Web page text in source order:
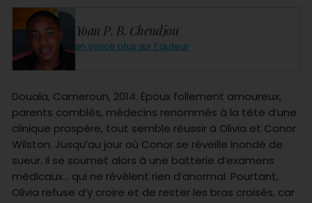
Yoan P. B. Chendjou
en savoir plus sur l'auteur
Douala, Cameroun, 2014. Époux follement amoureux,
parents comblés, médecins renommés à la tête d’une
clinique prospère, tout semble réussir à Olivia et Conor
Wilston. Jusqu’au jour où Conor se réveille inondé de
sueur. Il se soumet alors à une batterie d’examens
médicaux… qui ne révèlent rien d’anormal. Pourtant,
Olivia refuse d’y croire et de rester les bras croisés, car